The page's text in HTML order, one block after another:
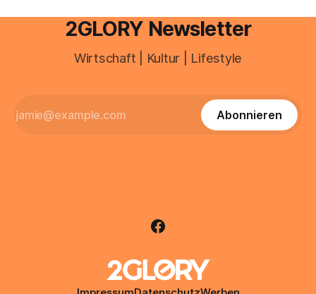
2GLORY Newsletter
Wirtschaft | Kultur | Lifestyle
Abonnieren